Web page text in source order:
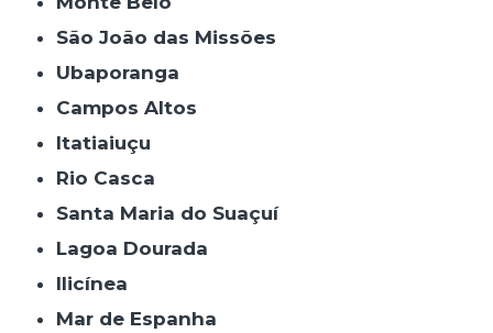
São João das Missões
Ubaporanga
Campos Altos
Itatiaiuçu
Rio Casca
Santa Maria do Suaçuí
Lagoa Dourada
Ilicínea
Mar de Espanha